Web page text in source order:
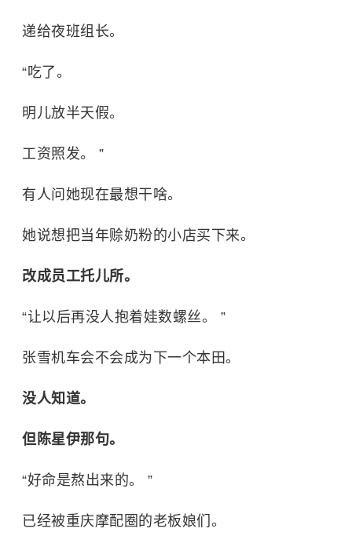
递给夜班组长。
“吃了。
明儿放半天假。
工资照发。 ”
有人问她现在最想干啥。
她说想把当年赊奶粉的小店买下来。
改成员工托儿所。
“让以后再没人抱着娃数螺丝。 ”
张雪机车会不会成为下一个本田。
没人知道。
但陈星伊那句。
“好命是熬出来的。 ”
已经被重庆摩配圈的老板娘们。